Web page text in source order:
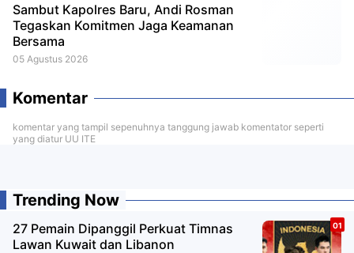
Sambut Kapolres Baru, Andi Rosman
Tegaskan Komitmen Jaga Keamanan
Bersama
05 Agustus 2026
Komentar
komentar yang tampil sepenuhnya tanggung jawab komentator seperti
yang diatur UU ITE
Trending Now
27 Pemain Dipanggil Perkuat Timnas
Lawan Kuwait dan Libanon